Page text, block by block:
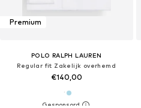
Premium
POLO RALPH LAUREN
Regular fit Zakelijk overhemd
€140,00